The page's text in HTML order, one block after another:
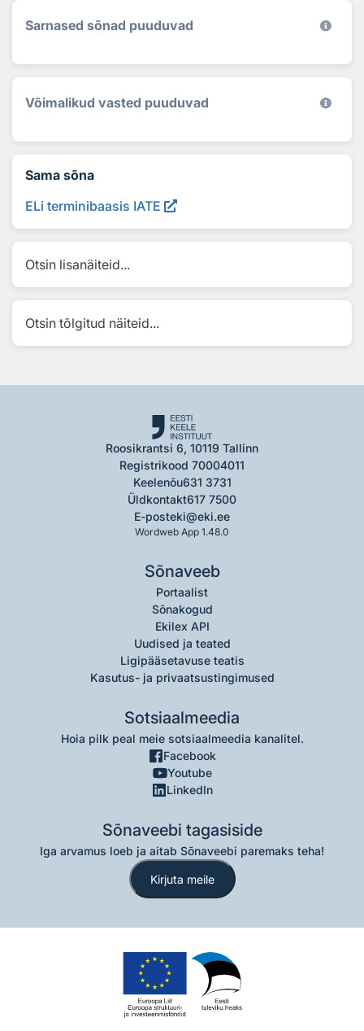
Sarnased sõnad puuduvad
Võimalikud vasted puuduvad
Sama sõna
ELi terminibaasis IATE
Otsin lisanäiteid...
Otsin tõlgitud näiteid...
Roosikrantsi 6, 10119 Tallinn
Registrikood 70004011
Keelenõu631 3731
Üldkontakt617 7500
E-posteki@eki.ee
Wordweb App 1.48.0
Sõnaveeb
Portaalist
Sõnakogud
Ekilex API
Uudised ja teated
Ligipääsetavuse teatis
Kasutus- ja privaatsustingimused
Sotsiaalmeedia
Hoia pilk peal meie sotsiaalmeedia kanalitel.
Facebook
Youtube
LinkedIn
Sõnaveebi tagasiside
Iga arvamus loeb ja aitab Sõnaveebi paremaks teha!
Kirjuta meile